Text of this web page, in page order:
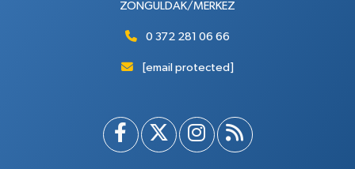
ZONGULDAK/MERKEZ
0 372 281 06 66
[email protected]